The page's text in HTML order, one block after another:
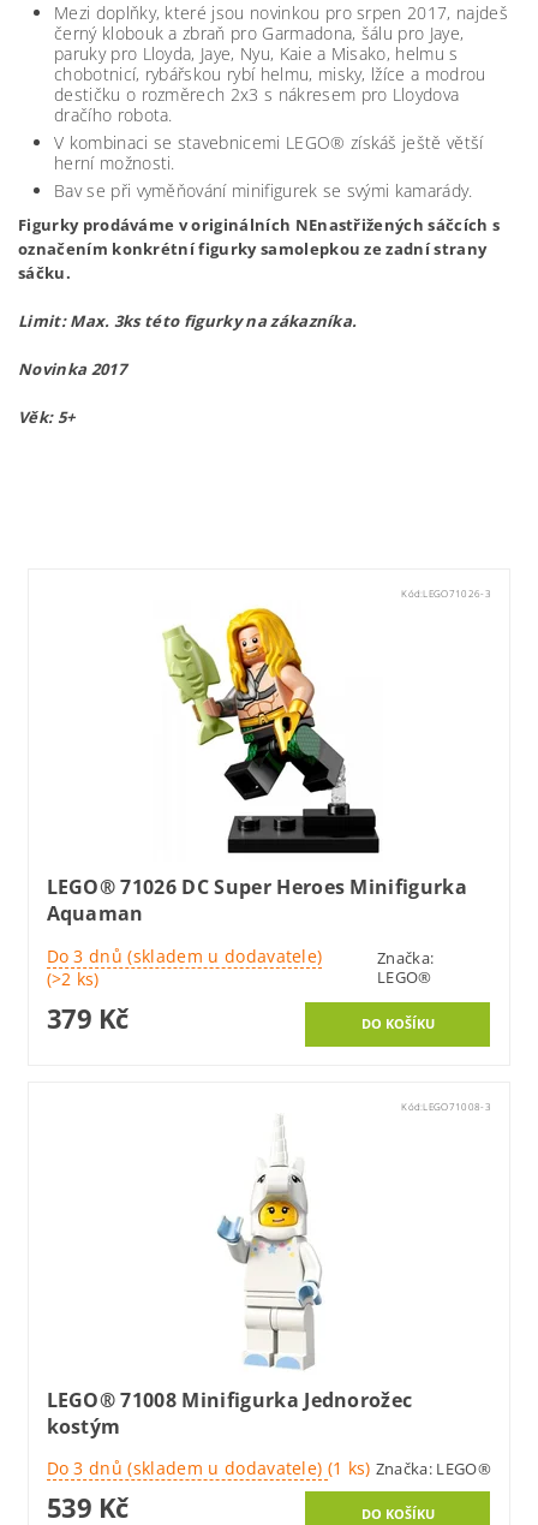
Mezi doplňky, které jsou novinkou pro srpen 2017, najdeš
černý klobouk a zbraň pro Garmadona, šálu pro Jaye,
paruky pro Lloyda, Jaye, Nyu, Kaie a Misako, helmu s
chobotnicí, rybářskou rybí helmu, misky, lžíce a modrou
destičku o rozměrech 2x3 s nákresem pro Lloydova
dračího robota.
V kombinaci se stavebnicemi LEGO® získáš ještě větší
herní možnosti.
Bav se při vyměňování minifigurek se svými kamarády.
Figurky prodáváme v originálních NEnastřižených sáčcích s
označením konkrétní figurky samolepkou ze zadní strany
sáčku.
Limit: Max. 3ks této figurky na zákazníka.
Novinka 2017
Věk: 5+
Kód:LEGO71026-3
LEGO® 71026 DC Super Heroes Minifigurka
Aquaman
Do 3 dnů (skladem u dodavatele)
(>2 ks)
Značka:
LEGO®
379 Kč
Kód:LEGO71008-3
LEGO® 71008 Minifigurka Jednorožec
kostým
Do 3 dnů (skladem u dodavatele) (1 ks) Značka: LEGO®
539 Kč